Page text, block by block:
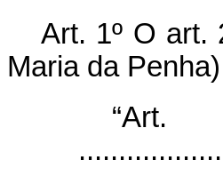
Art. 1º O art.
Maria da